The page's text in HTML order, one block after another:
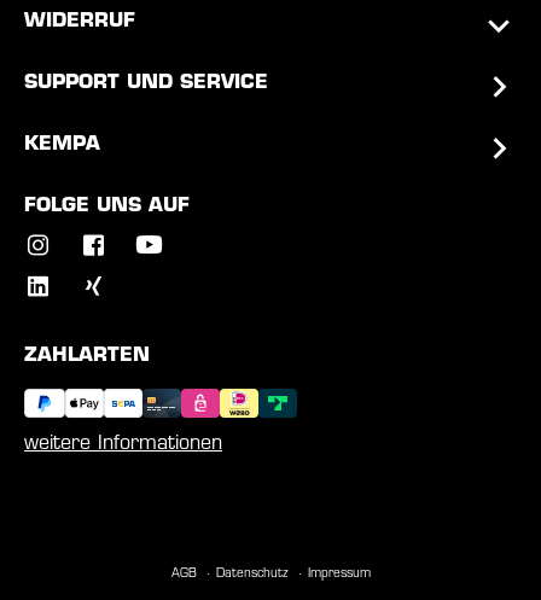
WIDERRUF
SUPPORT UND SERVICE
KEMPA
FOLGE UNS AUF
ZAHLARTEN
weitere Informationen
AGB Datenschutz Impressum